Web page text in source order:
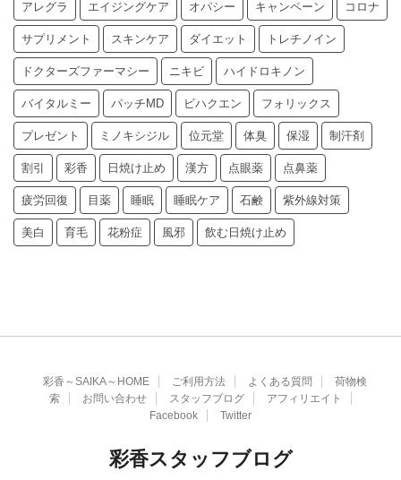
アレグラ エイジングケア オパシー キャンペーン コロナ
サプリメント スキンケア ダイエット トレチノイン
ドクターズファーマシー ニキビ ハイドロキノン
バイタルミー パッチMD ビハクエン フォリックス
プレゼント ミノキシジル 位元堂 体臭 保湿 制汗剤
割引 彩香 日焼け止め 漢方 点眼薬 点鼻薬
疲労回復 目薬 睡眠 睡眠ケア 石鹸 紫外線対策
美白 育毛 花粉症 風邪 飲む日焼け止め
彩香～SAIKA～HOME ご利用方法 よくある質問
荷物検
索
お問い合わせ スタッフブログ
アフィリエイト
Facebook
Twitter
彩香スタッフブログ